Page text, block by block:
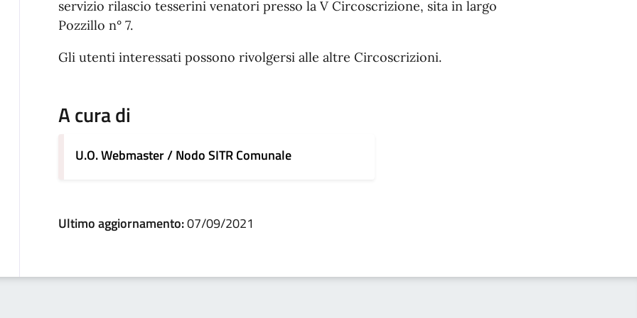
servizio rilascio tesserini venatori presso la V Circoscrizione, sita in largo
Pozzillo n° 7.
Gli utenti interessati possono rivolgersi alle altre Circoscrizioni.
A cura di
U.O. Webmaster / Nodo SITR Comunale
Ultimo aggiornamento:07/09/2021